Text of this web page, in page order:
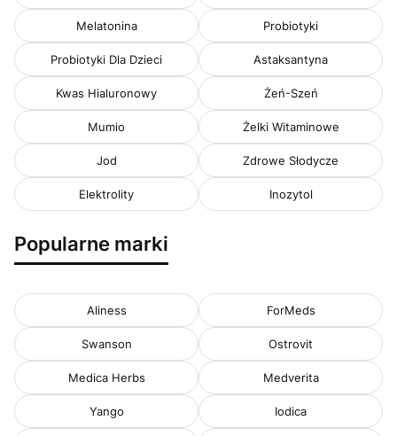
Melatonina Probiotyki
Probiotyki Dla Dzieci Astaksantyna
Kwas Hialuronowy Żeń-Szeń
Mumio Żelki Witaminowe
Jod Zdrowe Słodycze
Elektrolity Inozytol
Popularne marki
Aliness ForMeds
Swanson Ostrovit
Medica Herbs Medverita
Yango Iodica